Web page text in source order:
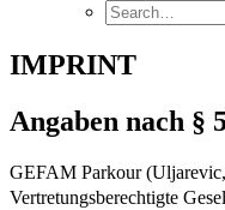
IMPRINT
Angaben nach §
GEFAM Parkour
Vertretungsberechtigte